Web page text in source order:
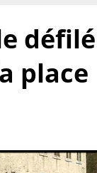
défilé
place